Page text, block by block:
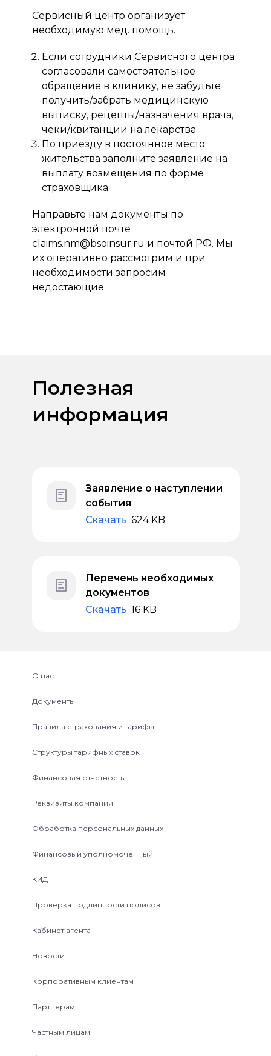
Сервисный центр организует
необходимую мед. помощь.
Если сотрудники Сервисного центра
согласовали самостоятельное
обращение в клинику, не забудьте
получить/забрать медицинскую
выписку, рецепты/назначения врача,
чеки/квитанции на лекарства
По приезду в постоянное место
жительства заполните заявление на
выплату возмещения по форме
страховщика.
Направьте нам документы по
электронной почте
claims.nm@bsoinsur.ru и почтой РФ. Мы
их оперативно рассмотрим и при
необходимости запросим
недостающие.
Полезная
информация
Заявление о наступлении
события
Скачать 624 KB
Перечень необходимых
документов
Скачать 16 KB
О нас
Документы
Правила страхования и тарифы
Структуры тарифных ставок
Финансовая отчетность
Реквизиты компании
Обработка персональных данных
Финансовый уполномоченный
КИД
Проверка подлинности полисов
Кабинет агента
Новости
Корпоративным клиентам
Партнерам
Частным лицам